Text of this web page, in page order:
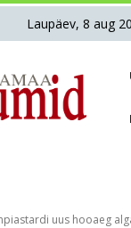
Laupäev, 8 aug
uus hooaeg